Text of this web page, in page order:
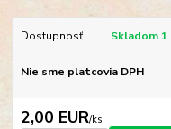
Dostupnosť Skladom 1
Nie sme platcovia DPH
2,00 EUR/ks